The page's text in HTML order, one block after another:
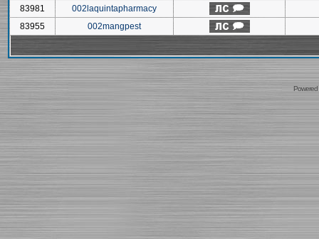
83981
002laquintapharmacy
83955
002mangpest